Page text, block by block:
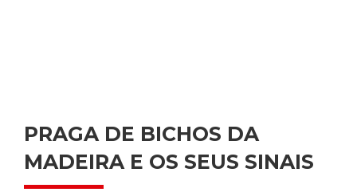
PRAGA DE BICHOS DA
MADEIRA E OS SEUS SINAIS